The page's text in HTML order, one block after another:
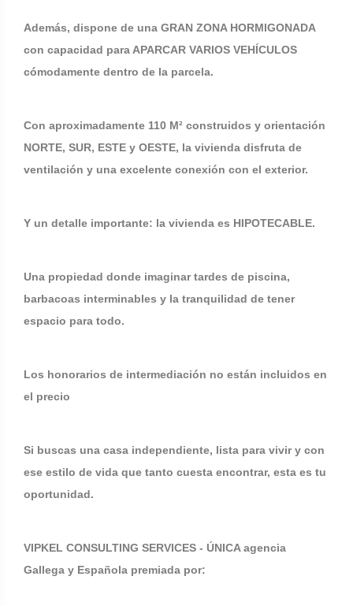
Además, dispone de una GRAN ZONA HORMIGONADA
con capacidad para APARCAR VARIOS VEHÍCULOS
cómodamente dentro de la parcela.
Con aproximadamente 110 M² construidos y orientación
NORTE, SUR, ESTE y OESTE, la vivienda disfruta de
ventilación y una excelente conexión con el exterior.
Y un detalle importante: la vivienda es HIPOTECABLE.
Una propiedad donde imaginar tardes de piscina,
barbacoas interminables y la tranquilidad de tener
espacio para todo.
Los honorarios de intermediación no están incluidos en
el precio
Si buscas una casa independiente, lista para vivir y con
ese estilo de vida que tanto cuesta encontrar, esta es tu
oportunidad.
VIPKEL CONSULTING SERVICES - ÚNICA agencia
Gallega y Española premiada por: